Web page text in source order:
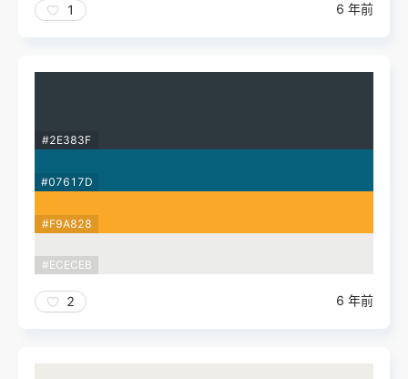
1 6 年前
#2E383F
#07617D
#F9A828
#ECECEB
2 6 年前